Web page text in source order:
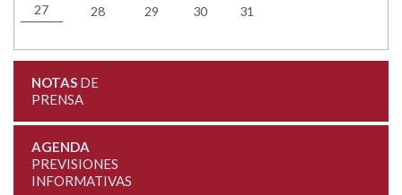
27 28 29 30 31
NOTASDE
PRENSA
AGENDA
PREVISIONES
INFORMATIVAS